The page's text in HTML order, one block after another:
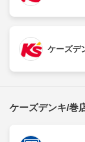
ケーズデ
ケーズデンキ/巻